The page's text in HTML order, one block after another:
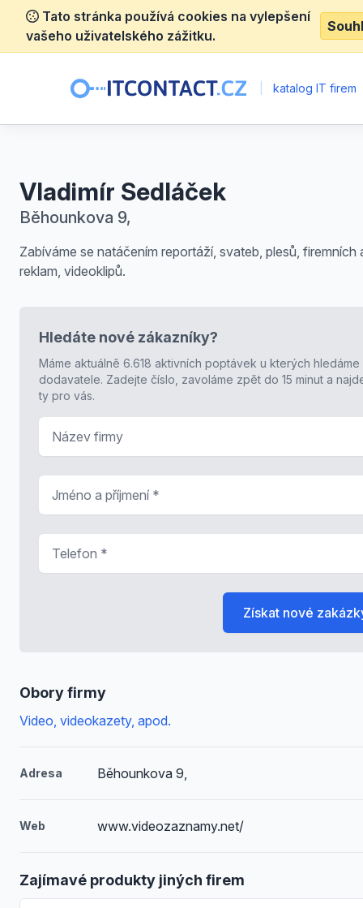
Tato stránka používá cookies na vylepšení
vašeho uživatelského zážitku.
katalog IT firem
Vladimír Sedláček
Běhounkova 9,
Zabíváme se natáčením reportáží, svateb, plesů, firemních
reklam, videoklipů.
Obory firmy
Video, videokazety, apod.
Adresa Běhounkova 9,
Web www.videozaznamy.net/
Zajímavé produkty jiných firem
Hledáte nové zákazníky?
Máme aktuálně 6.618 aktivních poptávek u kterých hledáme
dodavatele. Zadejte číslo, zavoláme zpět do 15 minut a
ty pro vás.
Získat nové